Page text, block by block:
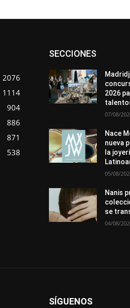
2076
1114
904
886
871
538
SECCIONESAsociaciones
En tendencia
In memoriam
Novedades
Premios
2026
07/08/
Nace
nueva
la
05/08/
Nanis
se
04/08/
SÍGUENOS